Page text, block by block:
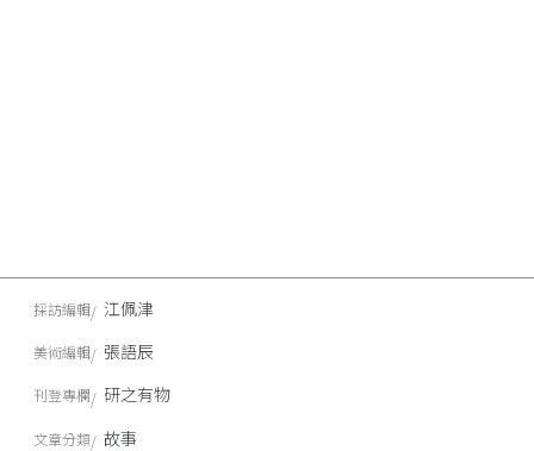
採訪編輯 江佩津
美術編輯 張語辰
刊登專欄 研之有物
文章分類 故事